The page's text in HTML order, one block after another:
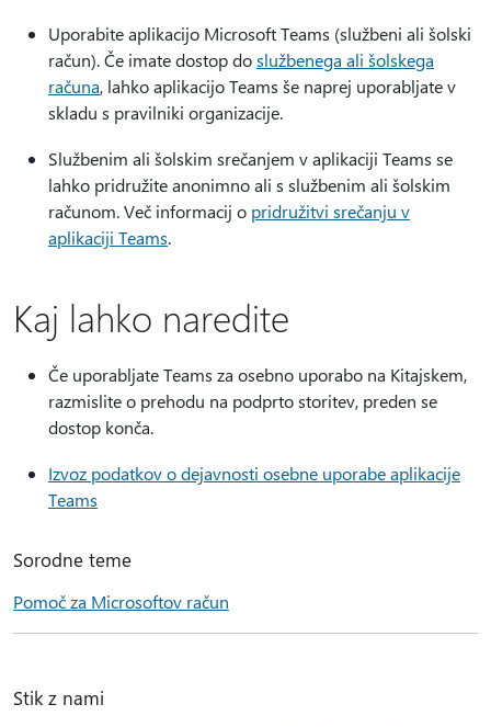
Uporabite aplikacijo Microsoft Teams (službeni ali šolski
račun). Če imate dostop doslužbenega ali šolskega
računa, lahko aplikacijo Teams še naprej uporabljate v
skladu s pravilniki organizacije.
Službenim ali šolskim srečanjem v aplikaciji Teams se
lahko pridružite anonimno ali s službenim ali šolskim
računom. Več informacij o pridružitvi srečanju v
aplikaciji Teams.
Kaj lahko naredite
Če uporabljate Teams za osebno uporabo na Kitajskem,
razmislite o prehodu na podprto storitev, preden se
dostop konča.
Izvoz podatkov o dejavnosti osebne uporabe aplikacije
Teams
Sorodne teme
Pomoč za Microsoftov račun
Stik z nami